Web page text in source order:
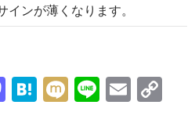
インが薄くなります。
M H
M Li
E